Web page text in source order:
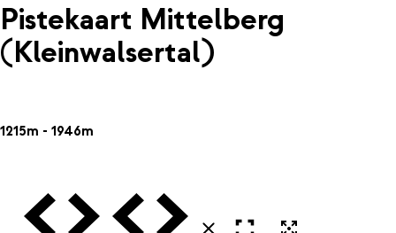
Pistekaart Mittelberg
(Kleinwalsertal)
1215m - 1946m
Vorige VolgendeVorige Volgende
SluitenOpen in volledig scherm